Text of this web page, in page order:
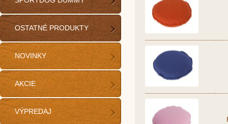
OSTATNÉ PRODUKTY
NOVINKY
AKCIE
VÝPREDAJ